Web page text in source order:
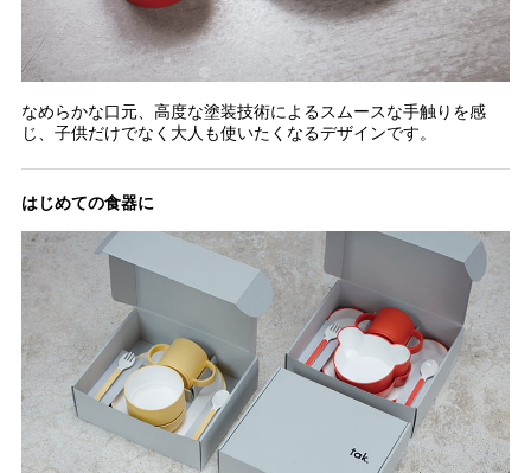
なめらかな口元、高度な塗装技術によるスムースな手触りを感
じ、子供だけでなく大人も使いたくなるデザインです。
はじめての食器に